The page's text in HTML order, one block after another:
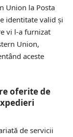
Union la Posta
identitate valid și
vi l-a furnizat
Union,
aceste
oferite de
de servicii